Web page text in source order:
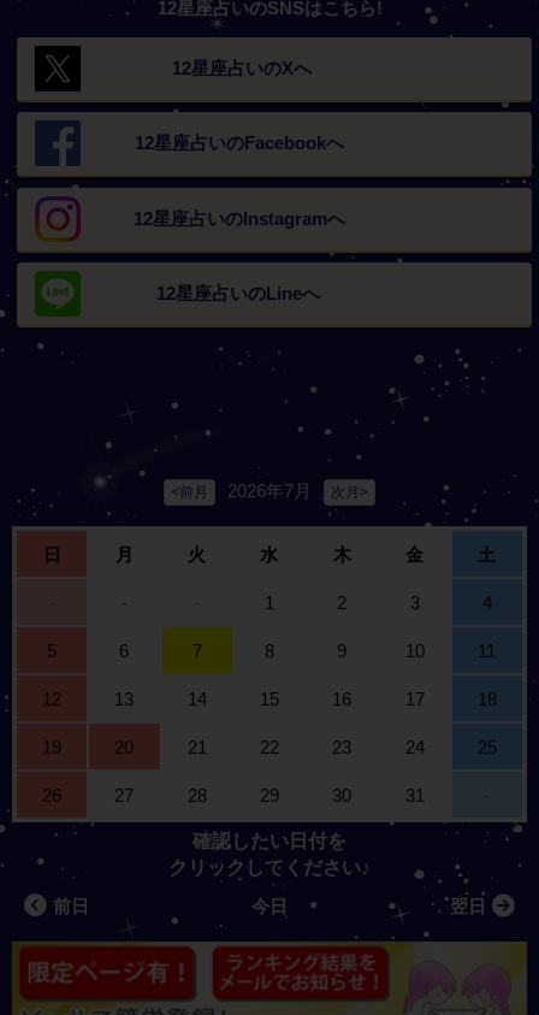
前日 今日 翌日
<前月 2026年7月 次月>
日 月 火 水 木 金 土
- - - 1 2 3 4
5 6 7 8 9 10 11
12 13 14 15 16 17 18
19 20 21 22 23 24 25
26 27 28 29 30 31 -
確認したい日付を
クリックしてください♪
12星座占いのSNSはこちら!
12星座占いのXへ
12星座占いのFacebookへ
12星座占いのInstagramへ
12星座占いのLineへ